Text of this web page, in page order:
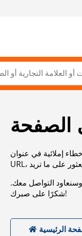
الصفحة
إملائية في عنوان
التواصل معك.
شكرًا على صبرك!
الرئيسية